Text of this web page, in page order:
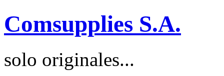
Comsupplies S.A.
solo originales...